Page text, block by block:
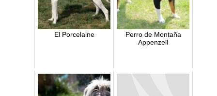
El Porcelaine
Perro de Montaña
Appenzell